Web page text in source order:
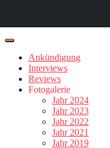
Ankündigung
Interviews
Reviews
Fotogalerie
Jahr 2024
Jahr 2023
Jahr 2022
Jahr 2021
Jahr 2019